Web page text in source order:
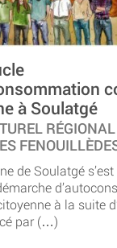
à Soulatgé
RÉGIONAL
de Soulatgé
à la suite
par (…)